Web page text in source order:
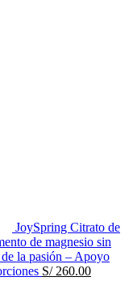
JoySpring Citrato de
de magnesio sin
la pasión – Apoyo
S/260.00